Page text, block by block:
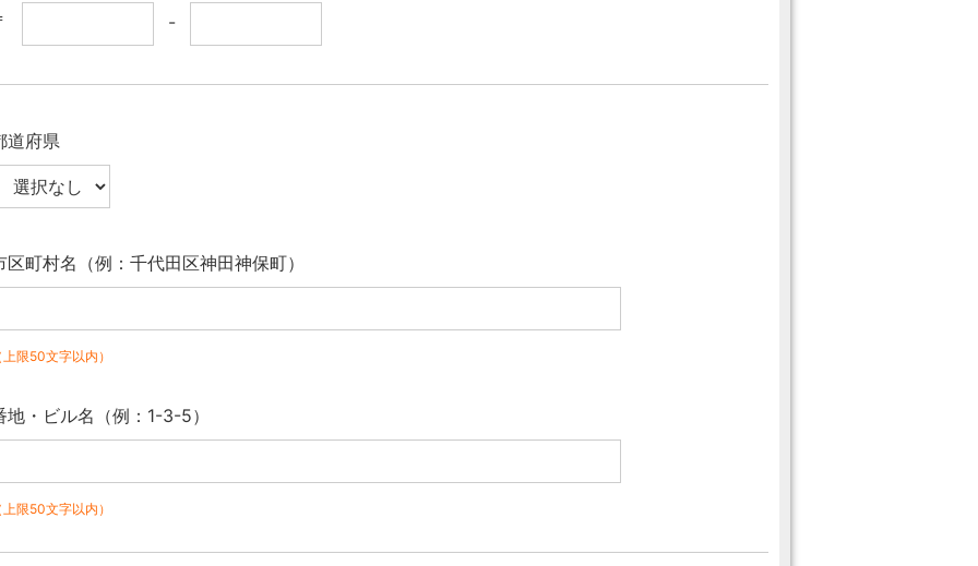
-
道府県
区町村名（例：千代田区神田神保町）
上限50文字以内）
地・ビル名（例：1-3-5）
上限50文字以内）